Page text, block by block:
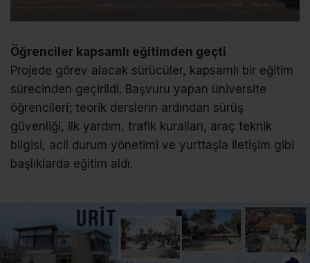
Öğrenciler kapsamlı eğitimden geçti
Projede görev alacak sürücüler, kapsamlı bir eğitim
sürecinden geçirildi. Başvuru yapan üniversite
öğrencileri; teorik derslerin ardından sürüş
güvenliği, ilk yardım, trafik kuralları, araç teknik
bilgisi, acil durum yönetimi ve yurttaşla iletişim gibi
başlıklarda eğitim aldı.